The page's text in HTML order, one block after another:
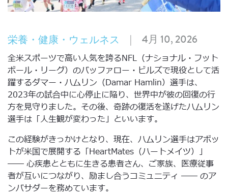
栄養・健康・ウェルネス | 4月 10, 2026
全米スポーツで高い人気を誇るNFL（ナショナル・フット
ボール・リーグ）のバッファロー・ビルズで現役として活
躍するダマー・ハムリン（Damar Hamlin）選手は、
2023年の試合中に心停止に陥り、世界中が彼の回復の行
方を見守りました。その後、奇跡の復活を遂げたハムリン
選手は「人生観が変わった」といいます。
この経験がきっかけとなり、現在、ハムリン選手はアボッ
トが米国で展開する「HeartMates（ハートメイツ）」
―― 心疾患とともに生きる患者さん、ご家族、医療従事
者が互いにつながり、励まし合うコミュニティ ―― のア
ンバサダーを務めています。